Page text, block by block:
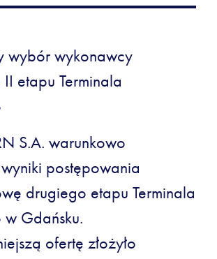
wybór wykonawcy
etapu Terminala
S.A. warunkowo
postępowania
drugiego etapu Terminala
Gdańsku.
ofertę złożyło